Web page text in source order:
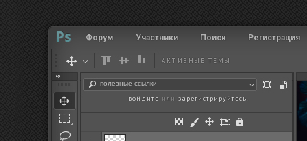
полезные ссылки
Форум Участники Поиск Регистрация
АКТИВНЫЕ ТЕМЫ
войдите или зарегистрируйтесь